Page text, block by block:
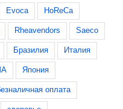
Evoca HoReCa
Rheavendors Saeco
Бразилия Италия
Япония
оплата